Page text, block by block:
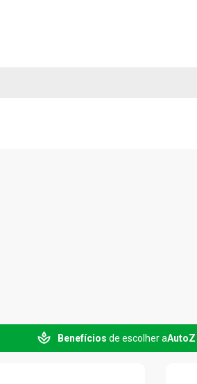
Benefícios de escolher aAutoZ